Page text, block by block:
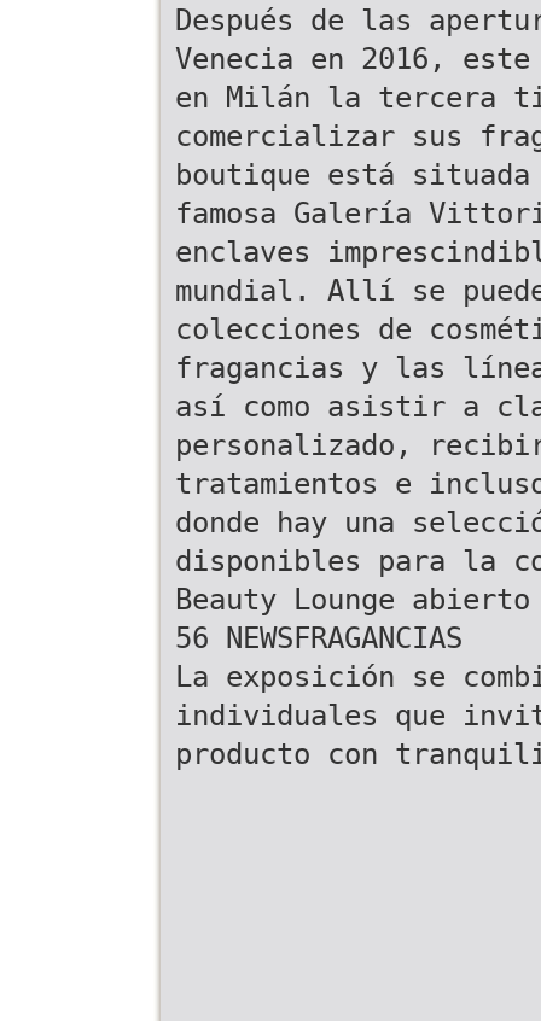
Después de las
Venecia en 2016,
en Milán la tercera
comercializar sus
boutique está
famosa Galería
enclaves
mundial. Allí se
colecciones de
fragancias y las
así como asistir a
personalizado,
tratamientos e
donde hay una
disponibles para la
Beauty Lounge
56 NEWSFRAGANCIAS
La exposición se
individuales que
producto con